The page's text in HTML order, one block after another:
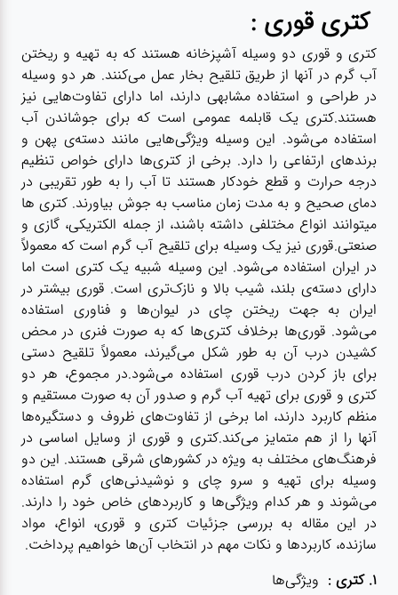
قاشق و چنگال
لوازم خانه
لوازم پلاسکو
آشپزخانه
لوازم متفرقه
آشپزخانه
زودپز،قابلمه،تابه
کلمن،فلاسک،قمقمه
بانکه،پاسماوری،جا
ادویه
کتری قوری
سطل
زباله،سرویس
بهداشتی،حمام
کتری قوری :
کتری و قوری دو وسیله آشپزخانه هستند که به تهیه و ریختن
آب گرم در آنها از طریق تلقیح بخار عمل می‌کنند. هر دو وسیله
در طراحی و استفاده مشابهی دارند، اما دارای تفاوت‌هایی نیز
هستند.کتری یک قابلمه عمومی است که برای جوشاندن آب
استفاده می‌شود. این وسیله ویژگی‌هایی مانند دسته‌ی پهن و
برندهای ارتفاعی را دارد. برخی از کتری‌ها دارای خواص تنظیم
درجه حرارت و قطع خودکار هستند تا آب را به طور تقریبی در
دمای صحیح و به مدت زمان مناسب به جوش بیاورند. کتری ها
میتوانند انواع مختلفی داشته باشند، از جمله الکتریکی، گازی و
صنعتی.قوری نیز یک وسیله برای تلقیح آب گرم است که معمولاً
در ایران استفاده می‌شود. این وسیله شبیه یک کتری است اما
دارای دسته‌ی بلند، شیب بالا و نازک‌تری است. قوری بیشتر در
ایران به جهت ریختن چای در لیوان‌ها و فناوری استفاده
می‌شود. قوری‌ها برخلاف کتری‌ها که به صورت فنری در محض
کشیدن درب آن به طور شکل می‌گیرند، معمولاً تلقیح دستی
برای باز کردن درب قوری استفاده می‌شود.در مجموع، هر دو
کتری و قوری برای تهیه آب گرم و صدور آن به صورت مستقیم و
منظم کاربرد دارند، اما برخی از تفاوت‌های ظروف و دستگیره‌ها
آنها را از هم متمایز می‌کند.کتری و قوری از وسایل اساسی در
فرهنگ‌های مختلف به ویژه در کشورهای شرقی هستند. این دو
وسیله برای تهیه و سرو چای و نوشیدنی‌های گرم استفاده
می‌شوند و هر کدام ویژگی‌ها و کاربردهای خاص خود را دارند.
در این مقاله به بررسی جزئیات کتری و قوری، انواع، مواد
سازنده، کاربردها و نکات مهم در انتخاب آن‌ها خواهیم پرداخت.
۱. کتری :
ویژگی‌ها